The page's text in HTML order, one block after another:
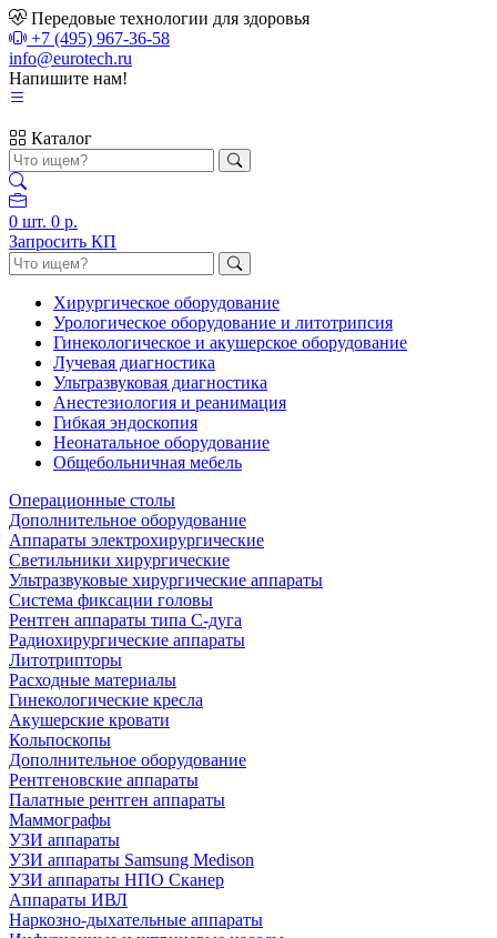
Передовые технологии для здоровья
+7 (495) 967-36-58
info@eurotech.ru
Напишите нам!
Каталог
0 шт. 0 р.
Запросить КП
Хирургическое оборудование
Урологическое оборудование и литотрипсия
Гинекологическое и акушерское оборудование
Лучевая диагностика
Ультразвуковая диагностика
Анестезиология и реанимация
Гибкая эндоскопия
Неонатальное оборудование
Общебольничная мебель
Операционные столы
Дополнительное оборудование
Аппараты электрохирургические
Светильники хирургические
Ультразвуковые хирургические аппараты
Система фиксации головы
Рентген аппараты типа С-дуга
Радиохирургические аппараты
Литотрипторы
Расходные материалы
Гинекологические кресла
Акушерские кровати
Кольпоскопы
Дополнительное оборудование
Рентгеновские аппараты
Палатные рентген аппараты
Маммографы
УЗИ аппараты
УЗИ аппараты Samsung Medison
УЗИ аппараты НПО Сканер
Аппараты ИВЛ
Наркозно-дыхательные аппараты